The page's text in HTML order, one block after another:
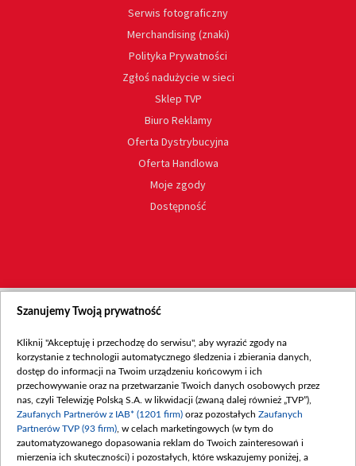
Serwis fotograficzny
Merchandising (znaki)
Polityka Prywatności
Zgłoś nadużycie w sieci
Sklep TVP
Biuro Reklamy
Oferta Dystrybucyjna
Oferta Handlowa
Moje zgody
Dostępność
Szanujemy Twoją prywatność
Kliknij "Akceptuję i przechodzę do serwisu", aby wyrazić zgody na
korzystanie z technologii automatycznego śledzenia i zbierania danych,
dostęp do informacji na Twoim urządzeniu końcowym i ich
przechowywanie oraz na przetwarzanie Twoich danych osobowych przez
nas, czyli Telewizję Polską S.A. w likwidacji (zwaną dalej również „TVP”),
Zaufanych Partnerów z IAB* (1201 firm) oraz pozostałych Zaufanych
Partnerów TVP (93 firm) , w celach marketingowych (w tym do
zautomatyzowanego dopasowania reklam do Twoich zainteresowań i
mierzenia ich skuteczności) i pozostałych, które wskazujemy poniżej, a